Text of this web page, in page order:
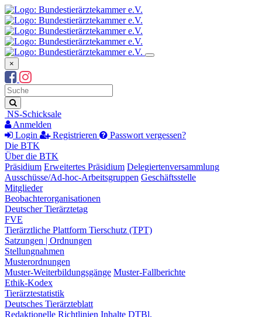
×
Suchbegriff
Suche
NS-Schicksale
Anmelden
Login
Registrieren
Passwort vergessen?
Die BTK
Über die BTK
Präsidium Erweitertes Präsidium Delegiertenversammlung
Ausschüsse/Ad-hoc-Arbeitsgruppen Geschäftsstelle
Mitglieder
Beobachterorganisationen
Deutscher Tierärztetag
FVE
Tierärztliche Plattform Tierschutz (TPT)
Satzungen | Ordnungen
Stellungnahmen
Musterordnungen
Muster-Weiterbildungsgänge Muster-Fallberichte
Ethik-Kodex
Tierärztestatistik
Deutsches Tierärzteblatt
Redaktionelle Richtlinien Inhalte DTBl.